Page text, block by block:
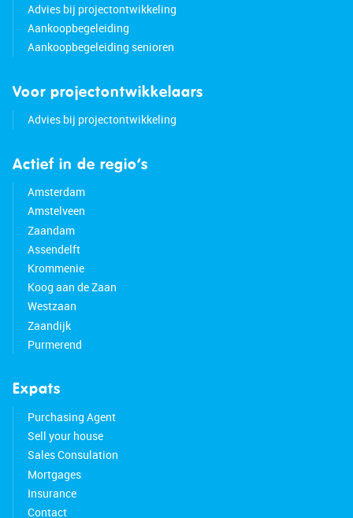
Advies bij projectontwikkeling
Aankoopbegeleiding
Aankoopbegeleiding senioren
Voor projectontwikkelaars
Advies bij projectontwikkeling
Actief in de regio’s
Amsterdam
Amstelveen
Zaandam
Assendelft
Krommenie
Koog aan de Zaan
Westzaan
Zaandijk
Purmerend
Expats
Purchasing Agent
Sell your house
Sales Consulation
Mortgages
Insurance
Contact